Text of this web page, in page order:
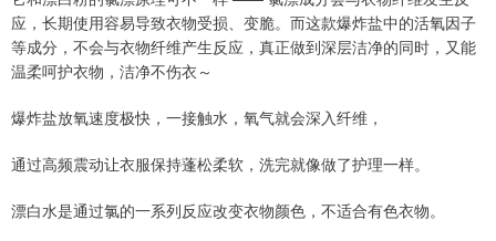
应，长期使用容易导致衣物受损、变脆。而这款爆炸盐中的活氧因子
等成分，不会与衣物纤维产生反应，真正做到深层洁净的同时，又能
温柔呵护衣物，洁净不伤衣～
爆炸盐放氧速度极快，一接触水，氧气就会深入纤维，
通过高频震动让衣服保持蓬松柔软，洗完就像做了护理一样。
漂白水是通过氯的一系列反应改变衣物颜色，不适合有色衣物。